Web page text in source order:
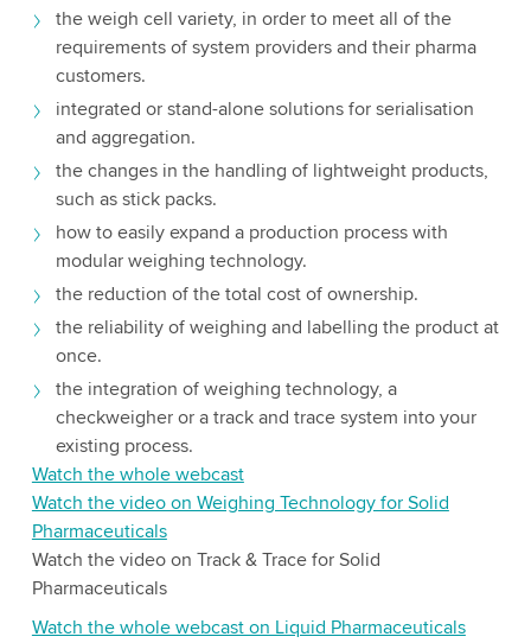
the weigh cell variety, in order to meet all of the
requirements of system providers and their pharma
customers.
integrated or stand-alone solutions for serialisation
and aggregation.
the changes in the handling of lightweight products,
such as stick packs.
how to easily expand a production process with
modular weighing technology.
the reduction of the total cost of ownership.
the reliability of weighing and labelling the product at
once.
the integration of weighing technology, a
checkweigher or a track and trace system into your
existing process.
Watch the whole webcast
Watch the video on Weighing Technology for Solid
Pharmaceuticals
Watch the video on Track & Trace for Solid
Pharmaceuticals
Watch the whole webcast on Liquid Pharmaceuticals